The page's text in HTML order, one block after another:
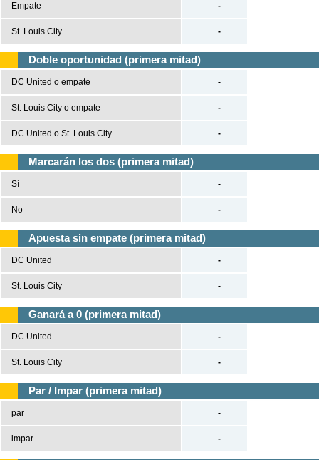
Empate
St. Louis City
-
-
Doble oportunidad (primera mitad)
DC United o empate
St. Louis City o empate
DC United o St. Louis City
-
-
-
Marcarán los dos (primera mitad)
Sí
No
-
-
Apuesta sin empate (primera mitad)
DC United
St. Louis City
-
-
Ganará a 0 (primera mitad)
DC United
St. Louis City
-
-
Par / Impar (primera mitad)
par
impar
-
-